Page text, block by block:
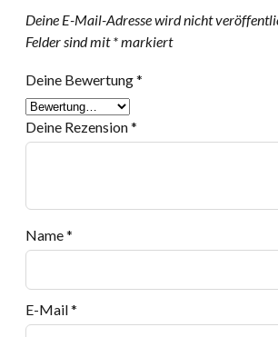
Deine E-Mail-Adresse wird nicht
Felder sind mit*markiert
Deine Bewertung*
Deine Rezension*
Name*
E-Mail*